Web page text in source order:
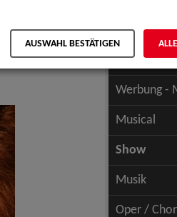
Schauspiel
Werbung -
Werbung -
Musical
Show
Musik
Oper / Chor
AUSWAHL BESTÄTIGEN